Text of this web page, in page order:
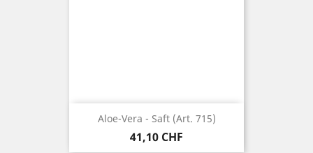
Aloe-Vera - Saft (Art. 715)
Preis
41,10 CHF